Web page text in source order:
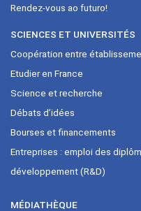
Rendez-vous ao futuro!
SCIENCES ET UNIVERSITÉS
Coopération entre
Etudier en France
Science et recherche
Débats d’idées
Bourses et financements
Entreprises : emploi des
développement (R&D)
MÉDIATHÈQUE